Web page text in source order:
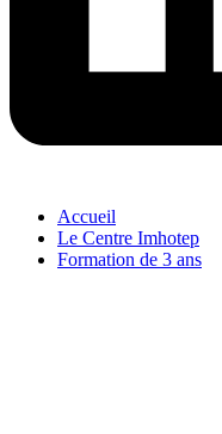
Accueil
Le Centre Imhotep
Formation de 3 ans